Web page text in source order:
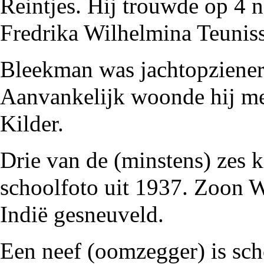
Reintjes. Hij trouwde op 4
Fredrika Wilhelmina
Bleekman was jachtopziener
Aanvankelijk woonde hij
Kilder.
Drie van de (minstens) zes
schoolfoto uit 1937. Zoon
Indië gesneuveld.
Een neef (oomzegger) is